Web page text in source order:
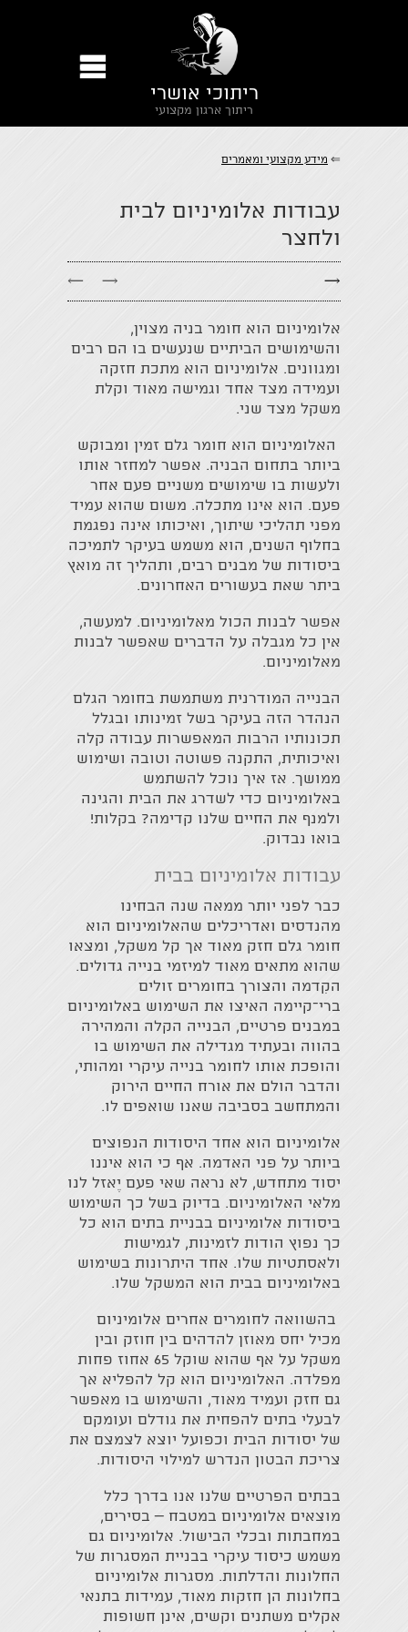
ריתוכי אושרי
ריתוך ארגון מקצועי
⇐ מידע מקצועי ומאמרים
עבודות אלומיניום לבית
ולחצר
→
→
←
אלומיניום הוא חומר בניה מצוין,
והשימושים הביתיים שנעשים בו הם רבים
ומגוונים. אלומיניום הוא מתכת חזקה
ועמידה מצד אחד וגמישה מאוד וקלת
משקל מצד שני.
האלומיניום הוא חומר גלם זמין ומבוקש
ביותר בתחום הבניה. אפשר למחזר אותו
ולעשות בו שימושים משניים פעם אחר
פעם. הוא אינו מתכלה. משום שהוא עמיד
מפני תהליכי שיתוך, ואיכותו אינה נפגמת
בחלוף השנים, הוא משמש בעיקר לתמיכה
ביסודות של מבנים רבים, ותהליך זה מואץ
ביתר שאת בעשורים האחרונים.
אפשר לבנות הכול מאלומיניום. למעשה,
אין כל מגבלה על הדברים שאפשר לבנות
מאלומיניום.
הבנייה המודרנית משתמשת בחומר הגלם
הנהדר הזה בעיקר בשל זמינותו ובגלל
תכונותיו הרבות המאפשרות עבודה קלה
ואיכותית, התקנה פשוטה וטובה ושימוש
ממושך. אז איך נוכל להשתמש
באלומיניום כדי לשדרג את הבית והגינה
ולמנף את החיים שלנו קדימה? בקלות!
בואו נבדוק.
עבודות אלומיניום בבית
כבר לפני יותר ממאה שנה הבחינו
מהנדסים ואדריכלים שהאלומיניום הוא
חומר גלם חזק מאוד אך קל משקל, ומצאו
שהוא מתאים מאוד למיזמי בנייה גדולים.
הקִדמה והצורך בחומרים זולים
ברי־קיימה האיצו את השימוש באלומיניום
במבנים פרטיים, הבנייה הקלה והמהירה
בהווה ובעתיד מגדילה את השימוש בו
והופכת אותו לחומר בנייה עיקרי ומהותי,
והדבר הולם את אורח החיים הירוק
והמתחשב בסביבה שאנו שואפים לו.
אלומיניום הוא אחד היסודות הנפוצים
ביותר על פני האדמה. אף כי הוא איננו
יסוד מתחדש, לא נראה שאי פעם יֶאזל לנו
מלאי האלומיניום. בדיוק בשל כך השימוש
ביסודות אלומיניום בבניית בתים הוא כל
כך נפוץ הודות לזמינות, לגמישות
ולאסתטיות שלו. אחד היתרונות בשימוש
באלומיניום בבית הוא המשקל שלו.
בהשוואה לחומרים אחרים אלומיניום
מכיל יחס מאוזן להדהים בין חוזק ובין
משקל על אף שהוא שוקל 65 אחוז פחות
מפלדה. האלומיניום הוא קל להפליא אך
גם חזק ועמיד מאוד, והשימוש בו מאפשר
לבעלי בתים להפחית את גודלם ועומקם
של יסודות הבית וכפועל יוצא לצמצם את
צריכת הבטון הנדרש למילוי היסודות.
בבתים הפרטיים שלנו אנו בדרך כלל
מוצאים אלומיניום במטבח – בסירים,
במחבתות ובכלי הבישול. אלומיניום גם
משמש כיסוד עיקרי בבניית המסגרות של
החלונות והדלתות. מסגרות אלומיניום
בחלונות הן חזקות מאוד, עמידות בתנאי
אקלים משתנים וקשים, אינן חשופות